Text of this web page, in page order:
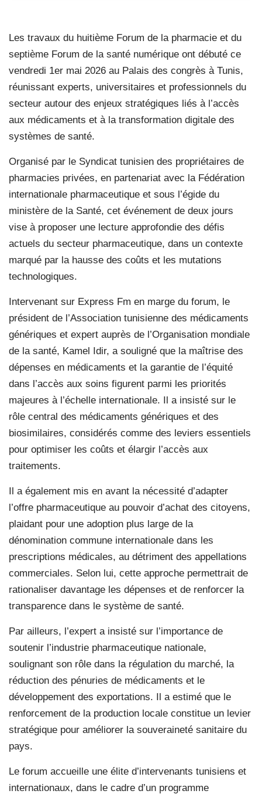
Les travaux du huitième Forum de la pharmacie et du
septième Forum de la santé numérique ont débuté ce
vendredi 1er mai 2026 au Palais des congrès à Tunis,
réunissant experts, universitaires et professionnels du
secteur autour des enjeux stratégiques liés à l’accès
aux médicaments et à la transformation digitale des
systèmes de santé.
Organisé par le Syndicat tunisien des propriétaires de
pharmacies privées, en partenariat avec la Fédération
internationale pharmaceutique et sous l’égide du
ministère de la Santé, cet événement de deux jours
vise à proposer une lecture approfondie des défis
actuels du secteur pharmaceutique, dans un contexte
marqué par la hausse des coûts et les mutations
technologiques.
Intervenant sur Express Fm en marge du forum, le
président de l’Association tunisienne des médicaments
génériques et expert auprès de l’Organisation mondiale
de la santé, Kamel Idir, a souligné que la maîtrise des
dépenses en médicaments et la garantie de l’équité
dans l’accès aux soins figurent parmi les priorités
majeures à l’échelle internationale. Il a insisté sur le
rôle central des médicaments génériques et des
biosimilaires, considérés comme des leviers essentiels
pour optimiser les coûts et élargir l’accès aux
traitements.
Il a également mis en avant la nécessité d’adapter
l’offre pharmaceutique au pouvoir d’achat des citoyens,
plaidant pour une adoption plus large de la
dénomination commune internationale dans les
prescriptions médicales, au détriment des appellations
commerciales. Selon lui, cette approche permettrait de
rationaliser davantage les dépenses et de renforcer la
transparence dans le système de santé.
Par ailleurs, l’expert a insisté sur l’importance de
soutenir l’industrie pharmaceutique nationale,
soulignant son rôle dans la régulation du marché, la
réduction des pénuries de médicaments et le
développement des exportations. Il a estimé que le
renforcement de la production locale constitue un levier
stratégique pour améliorer la souveraineté sanitaire du
pays.
Le forum accueille une élite d’intervenants tunisiens et
internationaux, dans le cadre d’un programme